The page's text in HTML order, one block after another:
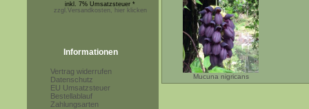
inkl. 7% Umsatzsteuer *
zzgl.Versandkosten, hier klicken
Informationen
Vertrag widerrufen
Datenschutz
EU Umsatzsteuer
Bestellablauf
Zahlungsarten
Mucuna nigricans